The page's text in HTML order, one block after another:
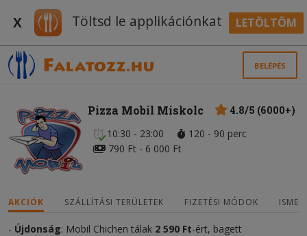
X Töltsd le applikációnkat LETÖLTÖM
BELÉPÉS
Pizza Mobil Miskolc
4.8/5 (6000+)
10:30 - 23:00
120 - 90 perc
790 Ft - 6 000 Ft
AKCIÓK SZÁLLÍTÁSI TERÜLETEK FIZETÉSI MÓDOK
- Újdonság: Mobil Chichen tálak 2 590 Ft-ért, bagett